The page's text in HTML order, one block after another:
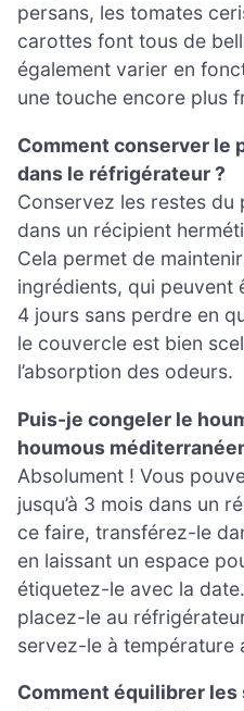
persans, les tomates
carottes font tous de
également varier en
une touche encore plus
Comment conserver le
dans le réfrigérateur ?
Conservez les restes du
dans un récipient
Cela permet de
ingrédients, qui peuvent
4 jours sans perdre en
le couvercle est bien
l’absorption des odeurs.
Puis-je congeler le
houmous
Absolument ! Vous
jusqu’à 3 mois dans un
ce faire, transférez-le
en laissant un espace
étiquetez-le avec la
placez-le au
servez-le à température
Comment équilibrer les